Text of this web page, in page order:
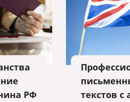
РФ
текстов с